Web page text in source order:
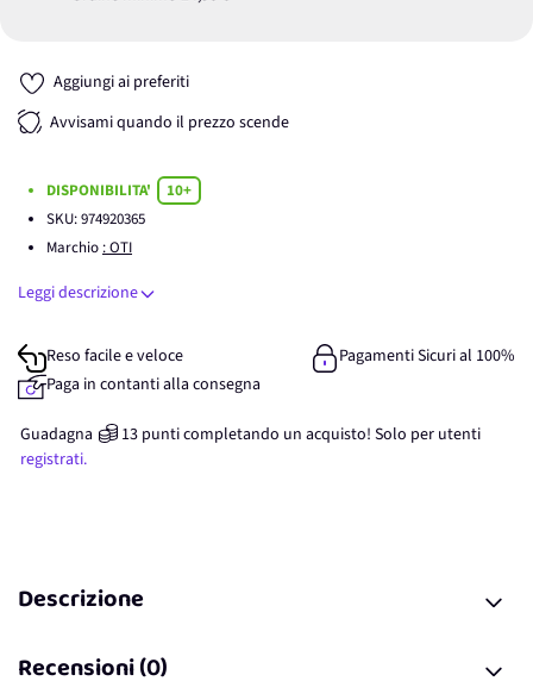
Aggiungi ai preferiti
Avvisami quando il prezzo scende
DISPONIBILITA'
10+
SKU:974920365
Marchio : OTI
Leggi descrizione
Reso facile e veloce
Pagamenti Sicuri al 100%
Paga in contanti alla consegna
Guadagna 13 punticompletando un acquisto! Solo per utenti
registrati.
Descrizione
Recensioni (0)